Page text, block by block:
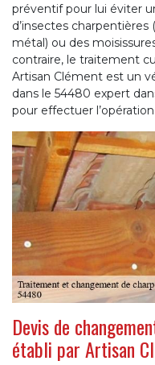
préventif pour lui éviter
d’insectes charpentières
métal) ou des
contraire, le traitement
Artisan Clément est un
dans le 54480 expert
pour effectuer
Devis de
établi par Artisan